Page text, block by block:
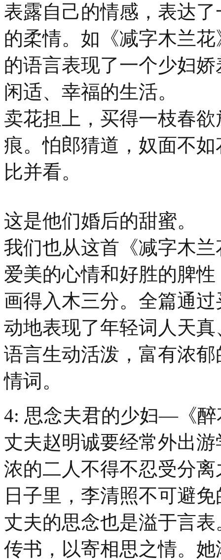
表露自己的情感，表达
的柔情。如《减字木兰
的语言表现了一个少妇
闲适、幸福的生活。
卖花担上，买得一枝春
痕。怕郎猜道，奴面不
比并看。
这是他们婚后的甜蜜。
我们也从这首《减字木
爱美的心情和好胜的脾
画得入木三分。全篇通
动地表现了年轻词人天
语言生动活泼，富有浓
情词。
4: 思念夫君的少妇—《醉
丈夫赵明诚要经常外出
浓的二人不得不忍受分
日子里，李清照不可避
丈夫的思念也是溢于言
传书，以寄相思之情。